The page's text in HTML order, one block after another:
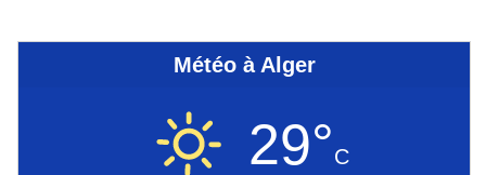
Météo à Alger
29°C